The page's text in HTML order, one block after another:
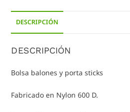
DESCRIPCIÓN
DESCRIPCIÓN
Bolsa balones y porta sticks
Fabricado en Nylon 600 D.